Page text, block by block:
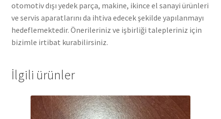
otomotiv dışı yedek parça, makine, ikince el sanayi ürünleri
ve servis aparatlarını da ihtiva edecek şekilde yapılanmayı
hedeflemektedir. Önerileriniz ve işbirliği talepleriniz için
bizimle irtibat kurabilirsiniz.
İlgili ürünler